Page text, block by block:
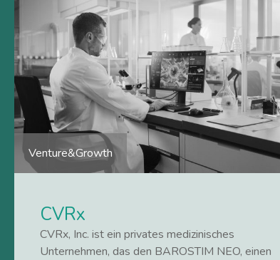
Venture&Growth
CVRx
CVRx, Inc. ist ein privates medizinisches
Unternehmen, das den BAROSTIM NEO, einen